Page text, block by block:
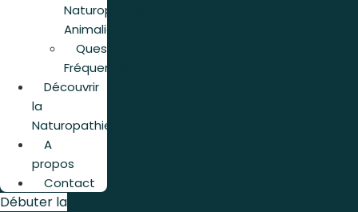
Naturopathie
Animalière
Questions
Fréquentes
Découvrir
la
Naturopathie
A
propos
Contact
Débuter la